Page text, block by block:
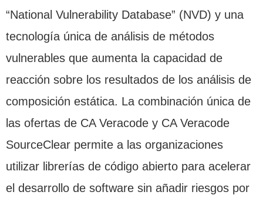
“National Vulnerability Database” (NVD) y una
tecnología única de análisis de métodos
vulnerables que aumenta la capacidad de
reacción sobre los resultados de los análisis de
composición estática. La combinación única de
las ofertas de CA Veracode y CA Veracode
SourceClear permite a las organizaciones
utilizar librerías de código abierto para acelerar
el desarrollo de software sin añadir riesgos por